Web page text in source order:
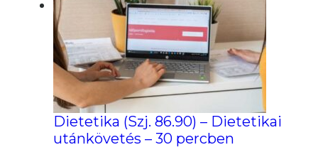
Dietetika (Szj. 86.90) – Dietetikai
utánkövetés – 30 percben